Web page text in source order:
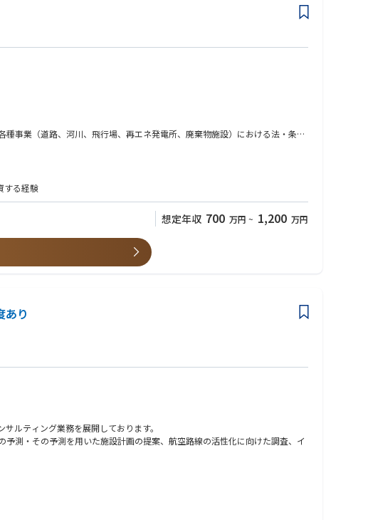
事業（道路、河川、飛行場、再エネ発電所、廃棄物施設）における法・条例
する経験
想定年収 700 万円 ~ 1,200 万円
あり
ルティング業務を展開しております。
測・その予測を用いた施設計画の提案、航空路線の活性化に向けた調査、イ
として、空港需要の変化に対して柔軟に対応いただける方 また空港案件で